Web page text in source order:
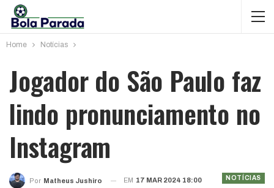
Home Notícias
Jogador do São Paulo faz
lindo pronunciamento no
Instagram
NOTÍCIAS
Por Matheus Jushiro EM 17 MAR 2024 18:00